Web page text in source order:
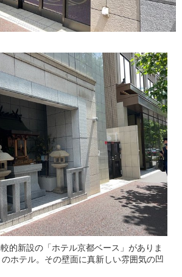
的新設の「ホテル京都ベース」がありま
ホテル。その壁面に真新しい雰囲気の凹